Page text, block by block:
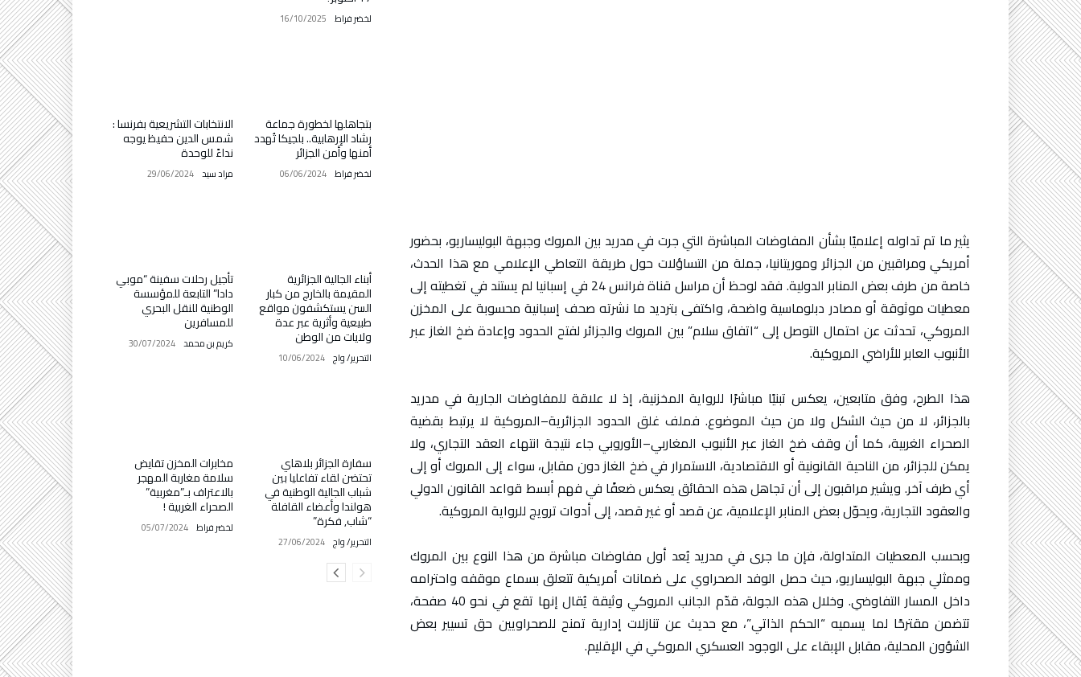
يثير ما تم تداوله إعلاميًا بشأن المفاوضات المباشرة التي جرت في مدريد بين المروك وجبهة البوليساريو، بحضور
أمريكي ومراقبين من الجزائر وموريتانيا، جملة من التساؤلات حول طريقة التعاطي الإعلامي مع هذا الحدث،
خاصة من طرف بعض المنابر الدولية. فقد لوحظ أن مراسل قناة فرانس 24 في إسبانيا لم يستند في تغطيته إلى
معطيات موثوقة أو مصادر دبلوماسية واضحة، واكتفى بترديد ما نشرته صحف إسبانية محسوبة على المخزن
المروكي، تحدثت عن احتمال التوصل إلى “اتفاق سلام” بين المروك والجزائر لفتح الحدود وإعادة ضخ الغاز عبر
الأنبوب العابر للأراضي المروكية.
هذا الطرح، وفق متابعين، يعكس تبنيًا مباشرًا للرواية المخزنية، إذ لا علاقة للمفاوضات الجارية في مدريد
بالجزائر، لا من حيث الشكل ولا من حيث الموضوع. فملف غلق الحدود الجزائرية–المروكية لا يرتبط بقضية
الصحراء الغربية، كما أن وقف ضخ الغاز عبر الأنبوب المغاربي–الأوروبي جاء نتيجة انتهاء العقد التجاري، ولا
يمكن للجزائر، من الناحية القانونية أو الاقتصادية، الاستمرار في ضخ الغاز دون مقابل، سواء إلى المروك أو إلى
أي طرف آخر. ويشير مراقبون إلى أن تجاهل هذه الحقائق يعكس ضعفًا في فهم أبسط قواعد القانون الدولي
والعقود التجارية، ويحوّل بعض المنابر الإعلامية، عن قصد أو غير قصد، إلى أدوات ترويج للرواية المروكية.
وبحسب المعطيات المتداولة، فإن ما جرى في مدريد يُعد أول مفاوضات مباشرة من هذا النوع بين المروك
وممثلي جبهة البوليساريو، حيث حصل الوفد الصحراوي على ضمانات أمريكية تتعلق بسماع موقفه واحترامه
داخل المسار التفاوضي. وخلال هذه الجولة، قدّم الجانب المروكي وثيقة يُقال إنها تقع في نحو 40 صفحة،
تتضمن مقترحًا لما يسميه “الحكم الذاتي”، مع حديث عن تنازلات إدارية تمنح للصحراويين حق تسيير بعض
الشؤون المحلية، مقابل الإبقاء على الوجود العسكري المروكي في الإقليم.
لخضر فراط 16/10/2025
الانتخابات التشريعية بفرنسا :
شمس الدين حفيظ يوجه
نداءً للوحدة
مراد سيد 29/06/2024
بتجاهلها لخطورة جماعة
رشاد الإرهابية.. بلجيكا تُهدد
أمنها وأمن الجزائر
لخضر فراط 06/06/2024
تأجيل رحلات سفينة “موبي
دادا” التابعة للمؤسسة
الوطنية للنقل البحري
للمسافرين
كريم بن محمد 30/07/2024
أبناء الجالية الجزائرية
المقيمة بالخارج من كبار
السن يستكشفون مواقع
طبيعية وأثرية عبر عدة
ولايات من الوطن
التحرير/ واج 10/06/2024
مخابرات المخزن تقايض
سلامة مغاربة المهجر
بالاعتراف بـ”مغربية”
الصحراء الغربية !
لخضر فراط 05/07/2024
سفارة الجزائر بلاهاي
تحتضن لقاء تفاعليا بين
شباب الجالية الوطنية في
هولندا وأعضاء القافلة
“شاب, فكرة”
التحرير/ واج 27/06/2024